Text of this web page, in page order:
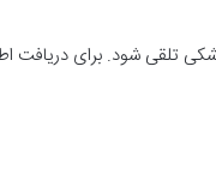
تلقی شود. برای